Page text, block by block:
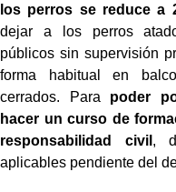
los perros se reduce a
dejar a los perros
públicos sin supervisión
forma habitual en
cerrados. Para poder
hacer un curso de
responsabilidad civil ,
aplicables pendiente del